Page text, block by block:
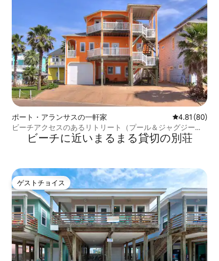
ポート・アランサスの一軒家 レビュー80
4.81 (80)
ビーチアクセスのあるリトリート（プール＆ジャグジー付
ビーチに近いまるまる貸切の別荘
ゲストチョイス
ゲストチョイス